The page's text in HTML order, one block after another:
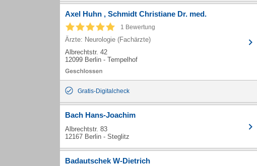
Axel Huhn , Schmidt Christiane Dr. med.
1 Bewertung
Ärzte: Neurologie (Fachärzte)
Albrechtstr. 42
12099 Berlin - Tempelhof
Gratis-Digitalcheck
Bach Hans-Joachim
Albrechtstr. 83
12167 Berlin - Steglitz
Badautschek W-Dietrich